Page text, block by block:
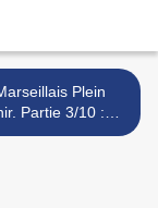
Plein
Partie 3/10 :
Francis Le Belge >